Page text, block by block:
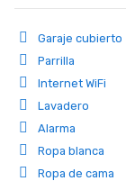
Garaje cubierto
Parrilla
Internet WiFi
Lavadero
Alarma
Ropa blanca
Ropa de cama